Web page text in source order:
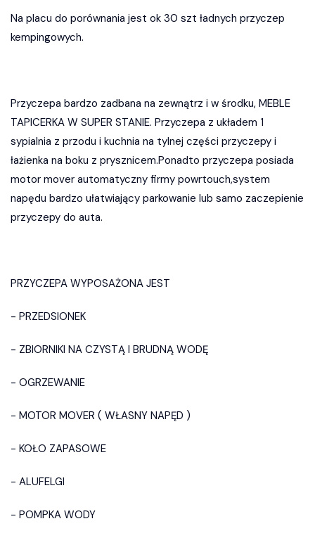
Na placu do porównania jest ok 30 szt ładnych przyczep
kempingowych.
Przyczepa bardzo zadbana na zewnątrz i w środku, MEBLE
TAPICERKA W SUPER STANIE. Przyczepa z układem 1
sypialnia z przodu i kuchnia na tylnej części przyczepy i
łażienka na boku z prysznicem.Ponadto przyczepa posiada
motor mover automatyczny firmy powrtouch,system
napędu bardzo ułatwiający parkowanie lub samo zaczepienie
przyczepy do auta.
PRZYCZEPA WYPOSAŻONA JEST
- PRZEDSIONEK
- ZBIORNIKI NA CZYSTĄ I BRUDNĄ WODĘ
- OGRZEWANIE
- MOTOR MOVER ( WŁASNY NAPĘD )
- KOŁO ZAPASOWE
- ALUFELGI
- POMPKA WODY